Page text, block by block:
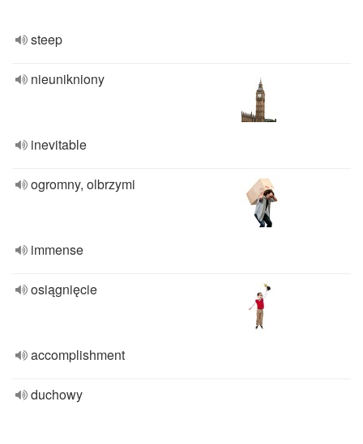
steep
nieunikniony
inevitable
ogromny, olbrzymi
immense
osiągnięcie
accomplishment
duchowy